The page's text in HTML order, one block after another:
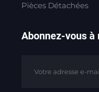
Pièces Détachées
Abonnez-vous